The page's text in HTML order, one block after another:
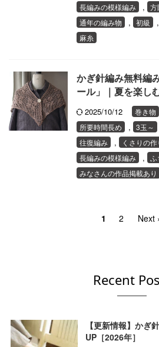
長編みの模様編み , 方
通年の編み物 , 初級 ,
麻糸
かぎ針編み無料編
ール」｜夏を楽し
2025/10/12 巻き物
所要時間長め , 3玉～
往復編み , くさりの作
長編みの模様編み , ふ
みなさんの作品掲載あり
1 2 Next
Recent
【更新情報】かぎ
UP［2026年］